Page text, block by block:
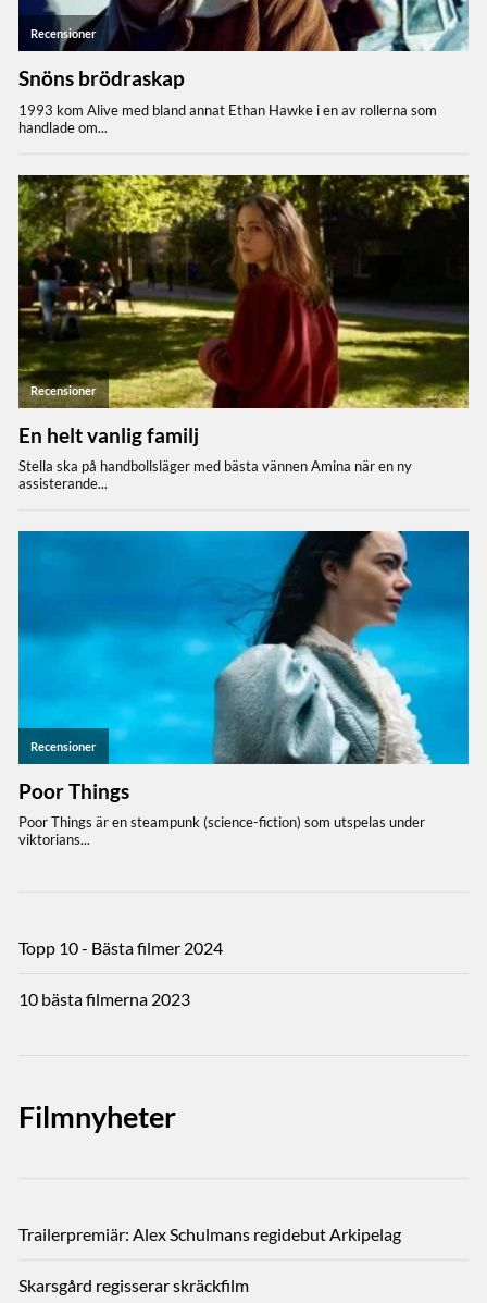
Topp 10 - Bästa filmer 2024
10 bästa filmerna 2023
Filmnyheter
Trailerpremiär: Alex Schulmans regidebut Arkipelag
Skarsgård regisserar skräckfilm